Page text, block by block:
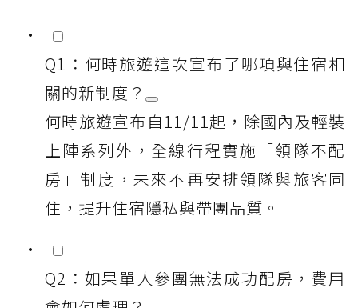
Q1：何時旅遊這次宣布了哪項與住宿相
關的新制度？
何時旅遊宣布自11/11起，除國內及輕裝
上陣系列外，全線行程實施「領隊不配
房」制度，未來不再安排領隊與旅客同
住，提升住宿隱私與帶團品質。
Q2：如果單人參團無法成功配房，費用